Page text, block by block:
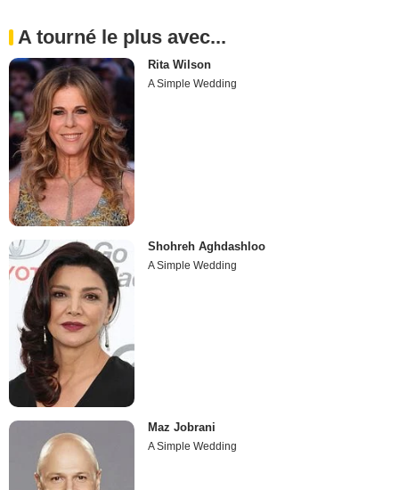
A tourné le plus avec...
Rita Wilson
A Simple Wedding
Shohreh Aghdashloo
A Simple Wedding
Maz Jobrani
A Simple Wedding